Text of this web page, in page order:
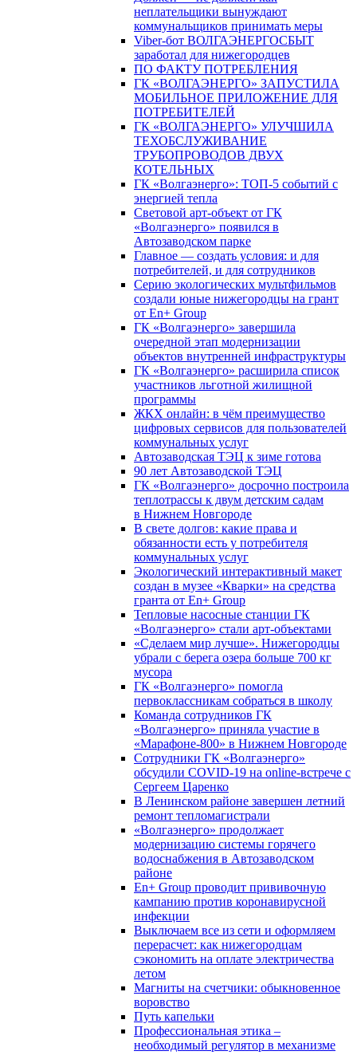
неплательщики вынуждают
коммунальщиков принимать меры
Viber-бот ВОЛГАЭНЕРГОСБЫТ
заработал для нижегородцев
ПО ФАКТУ ПОТРЕБЛЕНИЯ
ГК «ВОЛГАЭНЕРГО» ЗАПУСТИЛА
МОБИЛЬНОЕ ПРИЛОЖЕНИЕ ДЛЯ
ПОТРЕБИТЕЛЕЙ
ГК «ВОЛГАЭНЕРГО» УЛУЧШИЛА
ТЕХОБСЛУЖИВАНИЕ
ТРУБОПРОВОДОВ ДВУХ
КОТЕЛЬНЫХ
ГК «Волгаэнерго»: ТОП-5 событий с
энергией тепла
Световой арт-объект от ГК
«Волгаэнерго» появился в
Автозаводском парке
Главное — создать условия: и для
потребителей, и для сотрудников
Серию экологических мультфильмов
создали юные нижегородцы на грант
от En+ Group
ГК «Волгаэнерго» завершила
очередной этап модернизации
объектов внутренней инфраструктуры
ГК «Волгаэнерго» расширила список
участников льготной жилищной
программы
ЖКХ онлайн: в чём преимущество
цифровых сервисов для пользователей
коммунальных услуг
Автозаводская ТЭЦ к зиме готова
90 лет Автозаводской ТЭЦ
ГК «Волгаэнерго» досрочно построила
теплотрассы к двум детским садам
в Нижнем Новгороде
В свете долгов: какие права и
обязанности есть у потребителя
коммунальных услуг
Экологический интерактивный макет
создан в музее «Кварки» на средства
гранта от En+ Group
Тепловые насосные станции ГК
«Волгаэнерго» стали арт-объектами
«Сделаем мир лучше». Нижегородцы
убрали с берега озера больше 700 кг
мусора
ГК «Волгаэнерго» помогла
первоклассникам собраться в школу
Команда сотрудников ГК
«Волгаэнерго» приняла участие в
«Марафоне-800» в Нижнем Новгороде
Сотрудники ГК «Волгаэнерго»
обсудили COVID-19 на online-встрече с
Сергеем Царенко
В Ленинском районе завершен летний
ремонт тепломагистрали
«Волгаэнерго» продолжает
модернизацию системы горячего
водоснабжения в Автозаводском
районе
En+ Group проводит прививочную
кампанию против коронавирусной
инфекции
Выключаем все из сети и оформляем
перерасчет: как нижегородцам
сэкономить на оплате электричества
летом
Магниты на счетчики: обыкновенное
воровство
Путь капельки
Профессиональная этика –
необходимый регулятор в механизме